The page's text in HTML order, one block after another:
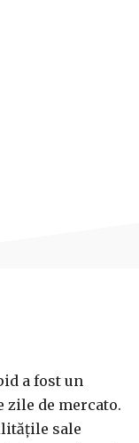
a fost un
de mercato.
sale